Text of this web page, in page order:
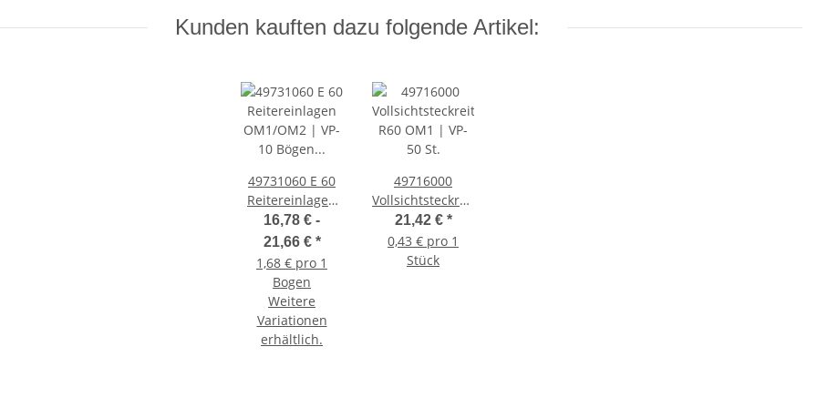
Kunden kauften dazu folgende Artikel:
49731060 E 60
Reitereinlagen
OM1/OM2 | VP-
10 Bögen à 39
St.
16,78 € -
21,66 € *
1,68 € pro 1
Bogen
Weitere
Variationen
erhältlich.
49716000
Vollsichtsteckreiter
R60 OM1 | VP-
50 St.
21,42 € *
0,43 € pro 1
Stück